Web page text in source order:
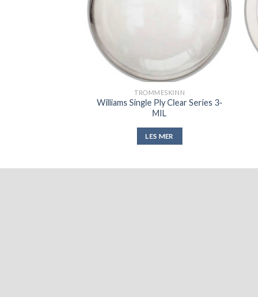
TROMMESKINN
Williams Single Ply Clear Series 3-
MIL
LES MER